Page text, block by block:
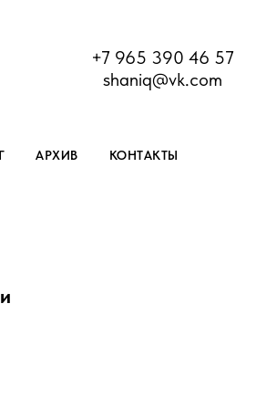
+7 965 390 46 57
shaniq@vk.com
АРХИВ КОНТАКТЫ